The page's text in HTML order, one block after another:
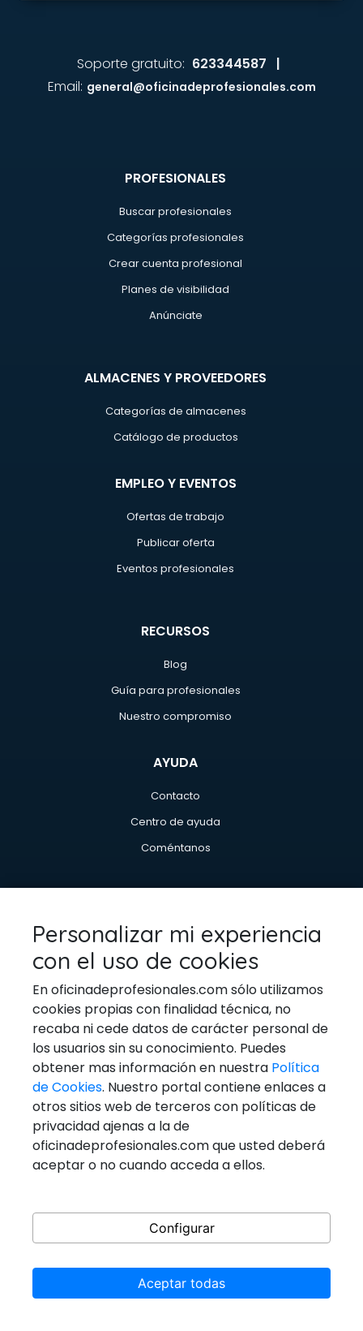
Soporte gratuito: 623344587 |
Email: general@oficinadeprofesionales.com
PROFESIONALES
Buscar profesionales
Categorías profesionales
Crear cuenta profesional
Planes de visibilidad
Anúnciate
ALMACENES Y PROVEEDORES
Categorías de almacenes
Catálogo de productos
EMPLEO Y EVENTOS
Ofertas de trabajo
Publicar oferta
Eventos profesionales
RECURSOS
Blog
Guía para profesionales
Nuestro compromiso
AYUDA
Contacto
Centro de ayuda
Coméntanos
Política de privacidad
Aviso legal
Condiciones servicio
Condiciones uso
Política de cookies
PROFESIONES DESTACADAS
FONTANEROS
GESTORES ADMINISTRATIVOS
PINTORES
PSICÓLOGOS
TÉCNICOS EN AIRE ACONDICIONADO Y CALDERAS
TÉCNICOS EN REPARACIÓN DE
Personalizar mi experiencia
con el uso de cookies
En oficinadeprofesionales.com sólo utilizamos
cookies propias con finalidad técnica, no
recaba ni cede datos de carácter personal de
los usuarios sin su conocimiento. Puedes
obtener mas información en nuestra Política
de Cookies. Nuestro portal contiene enlaces a
otros sitios web de terceros con políticas de
privacidad ajenas a la de
oficinadeprofesionales.com que usted deberá
aceptar o no cuando acceda a ellos.
Configurar
Aceptar todas